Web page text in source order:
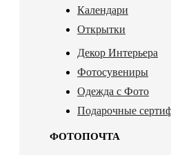
Календари
Открытки
Декор Интерьера
Фотосувениры
Одежда с Фото
Подарочные
ФОТОПОЧТА